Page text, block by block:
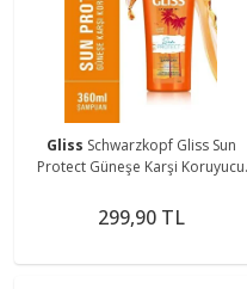
Gliss Schwarzkopf Gliss Sun
Protect Güneşe Karşi Koruyucu
299,90 TL